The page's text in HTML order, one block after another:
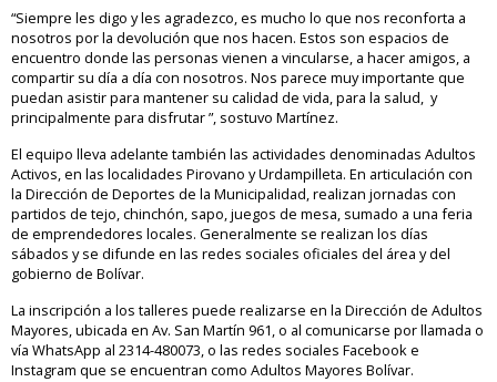
“Siempre les digo y les agradezco, es mucho lo que nos reconforta a
nosotros por la devolución que nos hacen. Estos son espacios de
encuentro donde las personas vienen a vincularse, a hacer amigos, a
compartir su día a día con nosotros. Nos parece muy importante que
puedan asistir para mantener su calidad de vida, para la salud, y
principalmente para disfrutar ”, sostuvo Martínez.
El equipo lleva adelante también las actividades denominadas Adultos
Activos, en las localidades Pirovano y Urdampilleta. En articulación con
la Dirección de Deportes de la Municipalidad, realizan jornadas con
partidos de tejo, chinchón, sapo, juegos de mesa, sumado a una feria
de emprendedores locales. Generalmente se realizan los días
sábados y se difunde en las redes sociales oficiales del área y del
gobierno de Bolívar.
La inscripción a los talleres puede realizarse en la Dirección de Adultos
Mayores, ubicada en Av. San Martín 961, o al comunicarse por llamada o
vía WhatsApp al 2314-480073, o las redes sociales Facebook e
Instagram que se encuentran como Adultos Mayores Bolívar.